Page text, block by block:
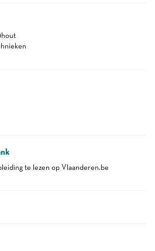
te lezen op Vlaanderen.be